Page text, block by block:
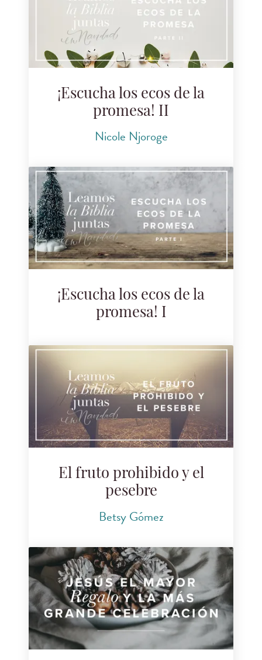
¡Escucha los ecos de la
promesa! II
Nicole Njoroge
¡Escucha los ecos de la
promesa! I
El fruto prohibido y el
pesebre
Betsy Gómez